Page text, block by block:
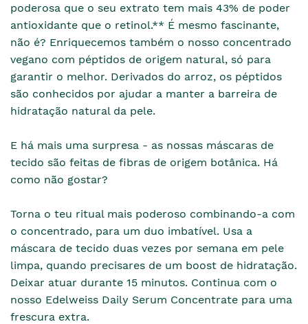
poderosa que o seu extrato tem mais 43% de poder
antioxidante que o retinol.** É mesmo fascinante,
não é? Enriquecemos também o nosso concentrado
vegano com péptidos de origem natural, só para
garantir o melhor. Derivados do arroz, os péptidos
são conhecidos por ajudar a manter a barreira de
hidratação natural da pele.
E há mais uma surpresa - as nossas máscaras de
tecido são feitas de fibras de origem botânica. Há
como não gostar?
Torna o teu ritual mais poderoso combinando-a com
o concentrado, para um duo imbatível. Usa a
máscara de tecido duas vezes por semana em pele
limpa, quando precisares de um boost de hidratação.
Deixar atuar durante 15 minutos. Continua com o
nosso Edelweiss Daily Serum Concentrate para uma
frescura extra.